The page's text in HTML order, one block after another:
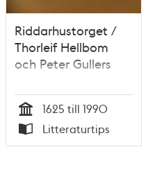
Riddarhustorget /
Thorleif Hellbom
och Peter Gullers
Tid
1625 till 1990
Typ
Litteraturtips